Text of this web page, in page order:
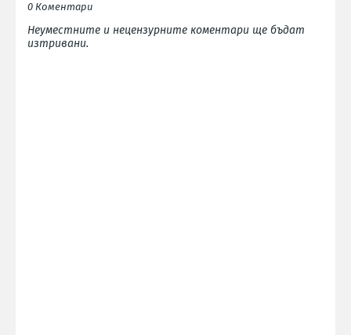
0 Коментари
Неуместните и нецензурните коментари ще бъдат
изтривани.